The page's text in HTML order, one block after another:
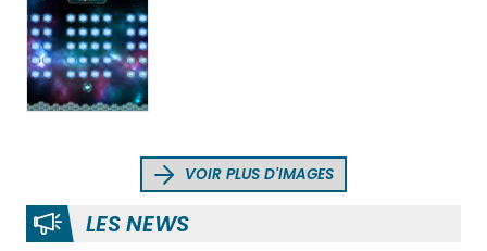
VOIR PLUS D'IMAGES
LES NEWS